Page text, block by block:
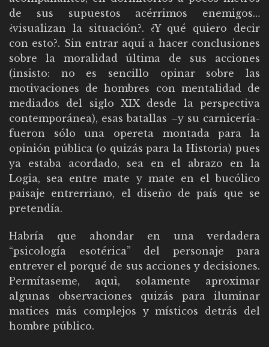
de sus supuestos acérrimos enemigos…
¿visualizan la situación?. ¿Y qué quiero decir
con esto?. Sin entrar aquí a hacer conclusiones
sobre la moralidad última de sus acciones
(insisto: no es sencillo opinar sobre las
motivaciones de hombres con mentalidad de
mediados del siglo XIX desde la perspectiva
contemporánea), esas batallas –y su carnicería-
fueron sólo una opereta montada para la
opinión pública (o quizás para la Historia) pues
ya estaba acordado, sea en el abrazo en la
Logia, sea entre mate y mate en el bucólico
paisaje entrerriano, el diseño de país que se
pretendía.
Habría que ahondar en una verdadera
“psicología esotérica” del personaje para
entrever el porqué de sus acciones y decisiones.
Permítaseme, aquì, solamente aproximar
algunas observaciones quizás para iluminar
matices más complejos y místicos detrás del
hombre público.